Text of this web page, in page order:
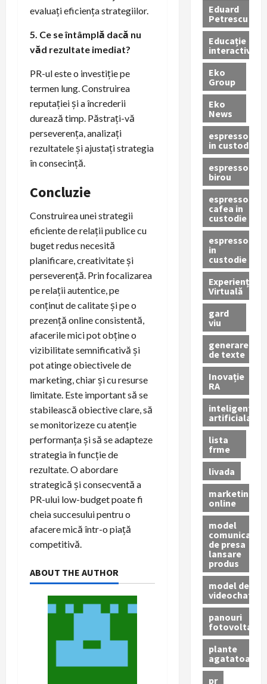
evaluați eficiența strategiilor.
5. Ce se întâmplă dacă nu
văd rezultate imediat?
PR-ul este o investiție pe
termen lung. Construirea
reputației și a încrederii
durează timp. Păstrați-vă
perseverența, analizați
rezultatele și ajustați strategia
în consecință.
Concluzie
Construirea unei strategii
eficiente de relații publice cu
buget redus necesită
planificare, creativitate și
perseverență. Prin focalizarea
pe relații autentice, pe
conținut de calitate și pe o
prezență online consistentă,
afacerile mici pot obține o
vizibilitate semnificativă și
pot atinge obiectivele de
marketing, chiar și cu resurse
limitate. Este important să se
stabilească obiective clare, să
se monitorizeze cu atenție
performanța și să se adapteze
strategia în funcție de
rezultate. O abordare
strategică și consecventă a
PR-ului low-budget poate fi
cheia succesului pentru o
afacere mică într-o piață
competitivă.
ABOUT THE AUTHOR
Eduard
Petrescu
Educație
interactivă
Eko
Group
Eko
News
espressoare
in custodie
espressor
birou
espressor
cafea in
custodie
espressor
in
custodie
Experiență
Virtuală
gard
viu
generare
de texte
Inovație
RA
inteligenta
artificiala
lista
frme
livada
marketing
online
model
comunicat
de presa
lansare
produs
model de
videochat
panouri
fotovoltaice
plante
agatatoare
pr